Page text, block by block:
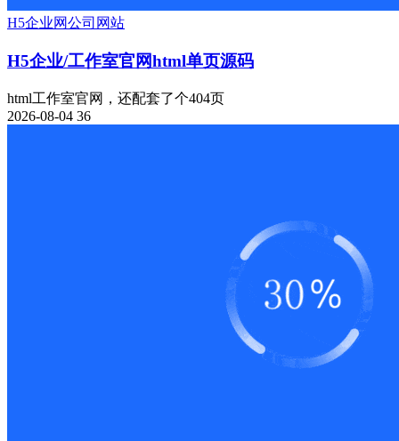
H5企业网公司网站
H5企业/工作室官网html单页源码
html工作室官网，还配套了个404页
2026-08-04 36